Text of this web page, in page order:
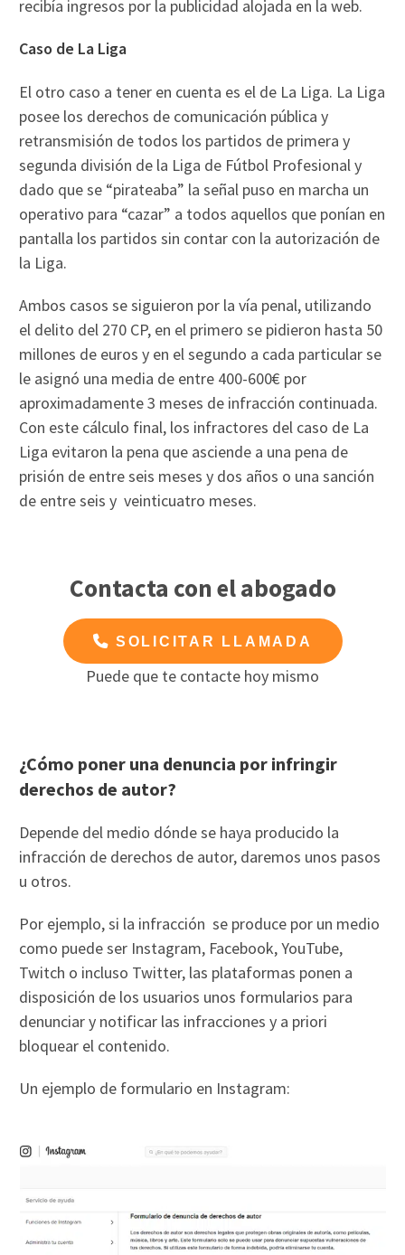
recibía ingresos por la publicidad alojada en la web.
Caso de La Liga
El otro caso a tener en cuenta es el de La Liga. La Liga
posee los derechos de comunicación pública y
retransmisión de todos los partidos de primera y
segunda división de la Liga de Fútbol Profesional y
dado que se “pirateaba” la señal puso en marcha un
operativo para “cazar” a todos aquellos que ponían en
pantalla los partidos sin contar con la autorización de
la Liga.
Ambos casos se siguieron por la vía penal, utilizando
el delito del 270 CP, en el primero se pidieron hasta 50
millones de euros y en el segundo a cada particular se
le asignó una media de entre 400-600€ por
aproximadamente 3 meses de infracción continuada.
Con este cálculo final, los infractores del caso de La
Liga evitaron la pena que asciende a una pena de
prisión de entre seis meses y dos años o una sanción
de entre seis y veinticuatro meses.
Contacta con el abogado
SOLICITAR LLAMADA
Puede que te contacte hoy mismo
¿Cómo poner una denuncia por infringir
derechos de autor?
Depende del medio dónde se haya producido la
infracción de derechos de autor, daremos unos pasos
u otros.
Por ejemplo, si la infracción se produce por un medio
como puede ser Instagram, Facebook, YouTube,
Twitch o incluso Twitter, las plataformas ponen a
disposición de los usuarios unos formularios para
denunciar y notificar las infracciones y a priori
bloquear el contenido.
Un ejemplo de formulario en Instagram: